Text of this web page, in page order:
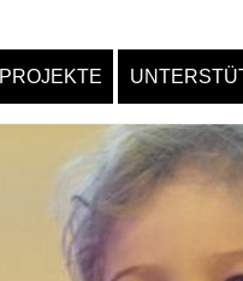
PROJEKTE